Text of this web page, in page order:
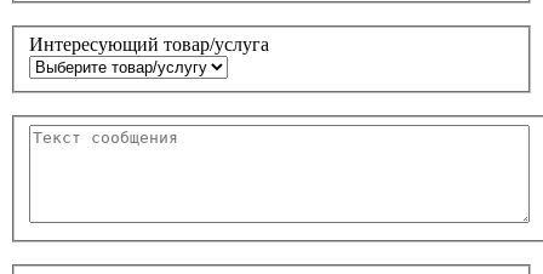
Интересующий товар/услуга